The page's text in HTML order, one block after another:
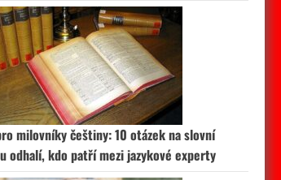
milovníky češtiny: 10 otázek na slovní
odhalí, kdo patří mezi jazykové experty